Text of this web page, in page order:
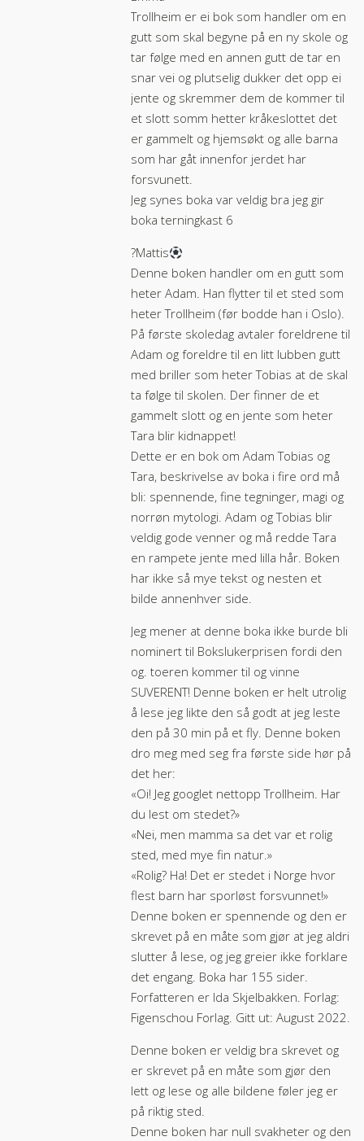
Trollheim er ei bok som handler om en
gutt som skal begyne på en ny skole og
tar følge med en annen gutt de tar en
snar vei og plutselig dukker det opp ei
jente og skremmer dem de kommer til
et slott somm hetter kråkeslottet det
er gammelt og hjemsøkt og alle barna
som har gåt innenfor jerdet har
forsvunett.
Jeg synes boka var veldig bra jeg gir
boka terningkast 6
?Mattis
Denne boken handler om en gutt som
heter Adam. Han flytter til et sted som
heter Trollheim (før bodde han i Oslo).
På første skoledag avtaler foreldrene til
Adam og foreldre til en litt lubben gutt
med briller som heter Tobias at de skal
ta følge til skolen. Der finner de et
gammelt slott og en jente som heter
Tara blir kidnappet!
Dette er en bok om Adam Tobias og
Tara, beskrivelse av boka i fire ord må
bli: spennende, fine tegninger, magi og
norrøn mytologi. Adam og Tobias blir
veldig gode venner og må redde Tara
en rampete jente med lilla hår. Boken
har ikke så mye tekst og nesten et
bilde annenhver side.
Jeg mener at denne boka ikke burde bli
nominert til Bokslukerprisen fordi den
og. toeren kommer til og vinne
SUVERENT! Denne boken er helt utrolig
å lese jeg likte den så godt at jeg leste
den på 30 min på et fly. Denne boken
dro meg med seg fra første side hør på
det her:
«Oi! Jeg googlet nettopp Trollheim. Har
du lest om stedet?»
«Nei, men mamma sa det var et rolig
sted, med mye fin natur.»
«Rolig? Ha! Det er stedet i Norge hvor
flest barn har sporløst forsvunnet!»
Denne boken er spennende og den er
skrevet på en måte som gjør at jeg aldri
slutter å lese, og jeg greier ikke forklare
det engang. Boka har 155 sider.
Forfatteren er Ida Skjelbakken. Forlag:
Figenschou Forlag. Gitt ut: August 2022.
Denne boken er veldig bra skrevet og
er skrevet på en måte som gjør den
lett og lese og alle bildene føler jeg er
på riktig sted.
Denne boken har null svakheter og den